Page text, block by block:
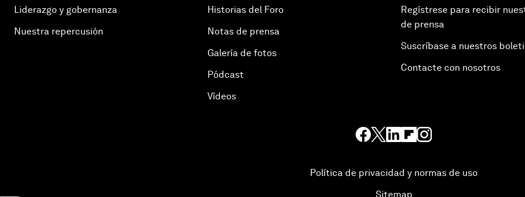
Liderazgo y gobernanza
Nuestra repercusión
Historias del Foro
Notas de prensa
Galería de fotos
Pódcast
Vídeos
Regístrese para recibir
de prensa
Suscríbase a nuestros
Contacte con nosotros
Política de privacidad y normas de uso
Sitemap